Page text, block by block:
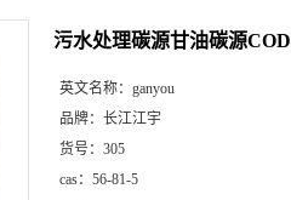
污水处理碳源甘油碳源
英文名称： ganyou
品牌： 长江江宇
货号： 305
cas： 56-81-5